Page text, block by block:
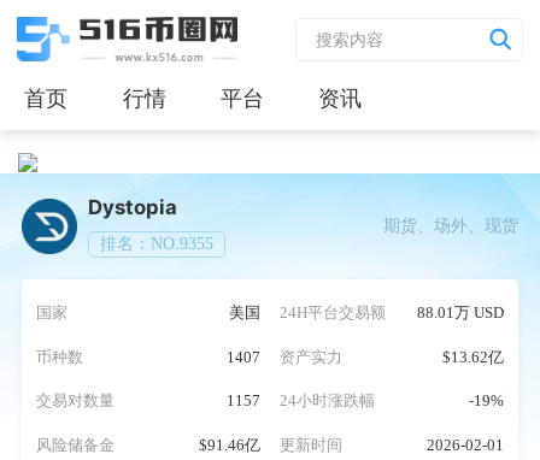
首页 行情 平台 资讯
Dystopia
排名：NO.9355
期货、场外、现货
国家 美国 24H平台交易额 88.01万 USD
币种数 1407 资产实力 $13.62亿
交易对数量 1157 24小时涨跌幅 -19%
风险储备金 $91.46亿 更新时间 2026-02-01